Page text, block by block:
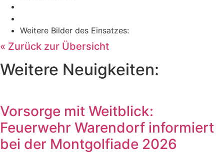
Weitere Bilder des Einsatzes:
« Zurück zur Übersicht
Weitere Neuigkeiten:
Vorsorge mit Weitblick:
Feuerwehr Warendorf informiert
bei der Montgolfiade 2026